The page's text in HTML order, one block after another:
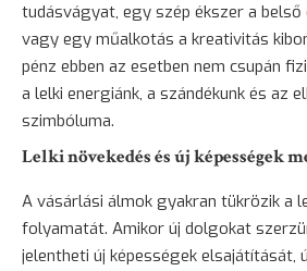
tudásvágyat, egy szép ékszer a
vagy egy műalkotás a kreativitás
pénz ebben az esetben nem csupán
a lelki energiánk, a szándékunk és az
szimbóluma.
Lelki növekedés és új képességek
A vásárlási álmok gyakran tükrözik a
folyamatát. Amikor új dolgokat
jelentheti új képességek elsajátítását,